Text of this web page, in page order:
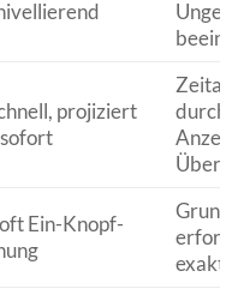
projiziert
durch
Ein-Knopf-